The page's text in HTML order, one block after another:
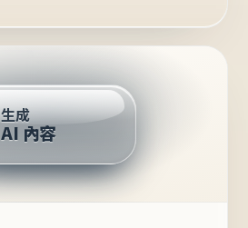
推薦的台灣品牌？
生成
AI 內容